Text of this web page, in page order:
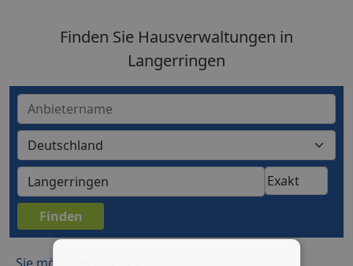
Finden Sie Hausverwaltungen in
Langerringen
Sie möchten hier erscheinen?